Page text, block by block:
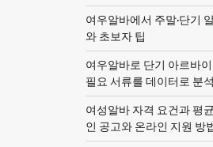
여우알바에서 주말·단기
와 초보자 팁
여우알바로 단기 아르바
필요 서류를 데이터로 분석
여성알바 자격 요건과 평
인 공고와 온라인 지원 방